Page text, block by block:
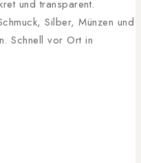
und transparent.
Silber, Münzen und
Schnell vor Ort in